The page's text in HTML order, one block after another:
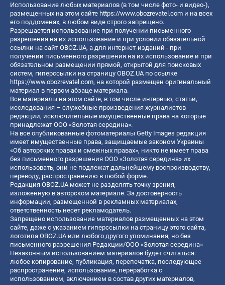
Использование любых материалов (в том числе фото- и видео-),
размещенных на этом сайте https://www.obozrevatel.com и на всех
его поддоменах, в любом виде строго запрещено.
Разрешается использование при получении письменного
разрешения на их использование и при условии обязательной
ссылки на сайт OBOZ.UA, а для интернет-изданий - при
получении письменного разрешения на их использование и при
обязательном размещении прямой, открытой для поисковых
систем, гиперссылки на страницу OBOZ.UA по ссылке
https://www.obozrevatel.com, на которой размещен оригинальный
материал в первом абзаце материала.
Все материалы на этом сайте, в том числе интервью, статьи,
исследования – служебные произведения журналистов
редакции, исключительные имущественные права на которые
принадлежат ООО «Золотая середина».
На все опубликованные фотоматериалы Getty Images редакция
имеет имущественные права, защищаемые законом Украины
«Об авторских правах и смежных правах», никто не имеет права
без письменного разрешения ООО «Золотая середина» их
использовать, они не подлежат дальнейшему воспроизводству,
переводу, распространению в любой форме.
Редакция OBOZ.UA может не разделять точку зрения,
изложенную в авторском материале. За достоверность
информации, размещенной в рекламных материалах,
ответственность несет рекламодатель.
Запрещено использование материалов размещенных на этом
сайте, даже с указанием гиперссылки на страницу этого сайта,
логотипа OBOZ.UA или любого другого упоминания, но без
письменного разрешения Редакции/ООО «Золотая середина»
Незаконным использованием материалов будет считаться:
любое копирование, публикация, перепечатка, последующее
распространение, использование, переработка с
использованием, включением в состав других материалов,